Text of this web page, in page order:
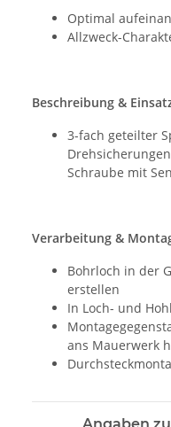
Optimal
Allzweck-
Beschreibung &
3-fach geteilter
Schraube mit
Verarbeitung &
Bohrloch in der
erstellen
In Loch- und
ans Mauerwerk